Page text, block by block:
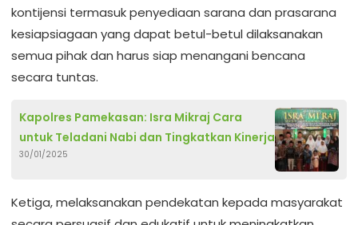
kontijensi termasuk penyediaan sarana dan prasarana
kesiapsiagaan yang dapat betul-betul dilaksanakan
semua pihak dan harus siap menangani bencana
secara tuntas.
Kapolres Pamekasan: Isra Mikraj Cara
untuk Teladani Nabi dan Tingkatkan Kinerja
30/01/2025
Ketiga, melaksanakan pendekatan kepada masyarakat